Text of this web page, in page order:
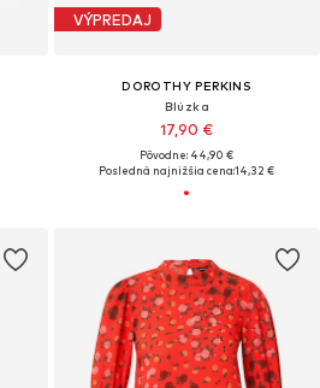
VÝPREDAJ
DOROTHY PERKINS
Blúzka
17,90 €
Pôvodne: 44,90 €
Posledná najnižšia cena:14,32 €